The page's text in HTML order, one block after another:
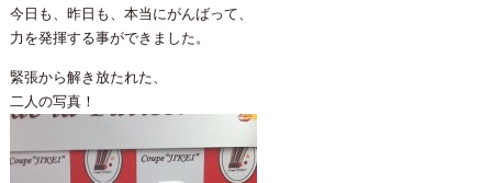
今日も、昨日も、本当にがんばって、
力を発揮する事ができました。
緊張から解き放たれた、
二人の写真！